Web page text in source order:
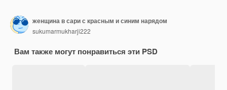
женщина в сари с красным и синим нарядом
sukumarmukharji222
Вам также могут понравиться эти PSD